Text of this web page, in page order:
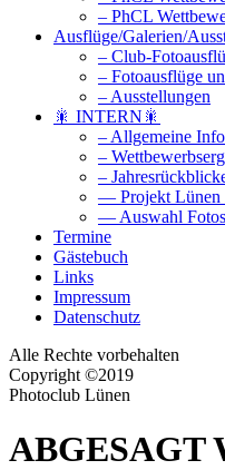
– PhCL
Ausflüge/Galerien/
– Club-
– Fotoausflüge
– Ausstellungen
🎇 INTERN🎇
– Allgemeine
–
–
— Projekt Lünen
— Auswahl
Termine
Gästebuch
Links
Impressum
Datenschutz
Alle Rechte vorbehalten
Copyright ©2019
Photoclub Lünen
ABGESAGT